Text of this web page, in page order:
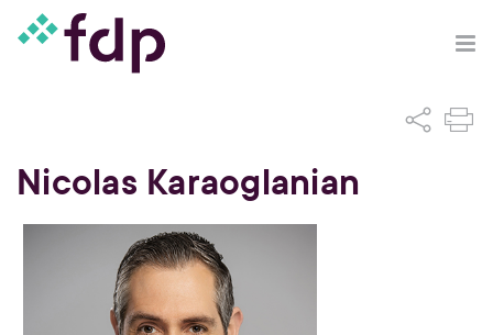
Nicolas Karaoglanian